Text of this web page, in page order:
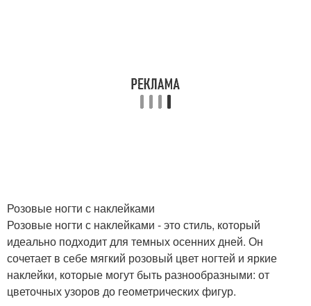
Розовые ногти с наклейками
Розовые ногти с наклейками - это стиль, который
идеально подходит для темных осенних дней. Он
сочетает в себе мягкий розовый цвет ногтей и яркие
наклейки, которые могут быть разнообразными: от
цветочных узоров до геометрических фигур.